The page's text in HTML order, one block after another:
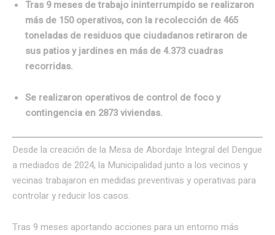
Tras 9 meses de trabajo ininterrumpido se realizaron
más de 150 operativos, con la recolección de 465
toneladas de residuos que ciudadanos retiraron de
sus patios y jardines en más de 4.373 cuadras
recorridas.
Se realizaron operativos de control de foco y
contingencia en 2873 viviendas.
Desde la creación de la Mesa de Abordaje Integral del Dengue
a mediados de 2024, la Municipalidad junto a los vecinos y
vecinas trabajaron en medidas preventivas y operativas para
controlar y reducir los casos.
Tras 9 meses aportando acciones para un entorno más